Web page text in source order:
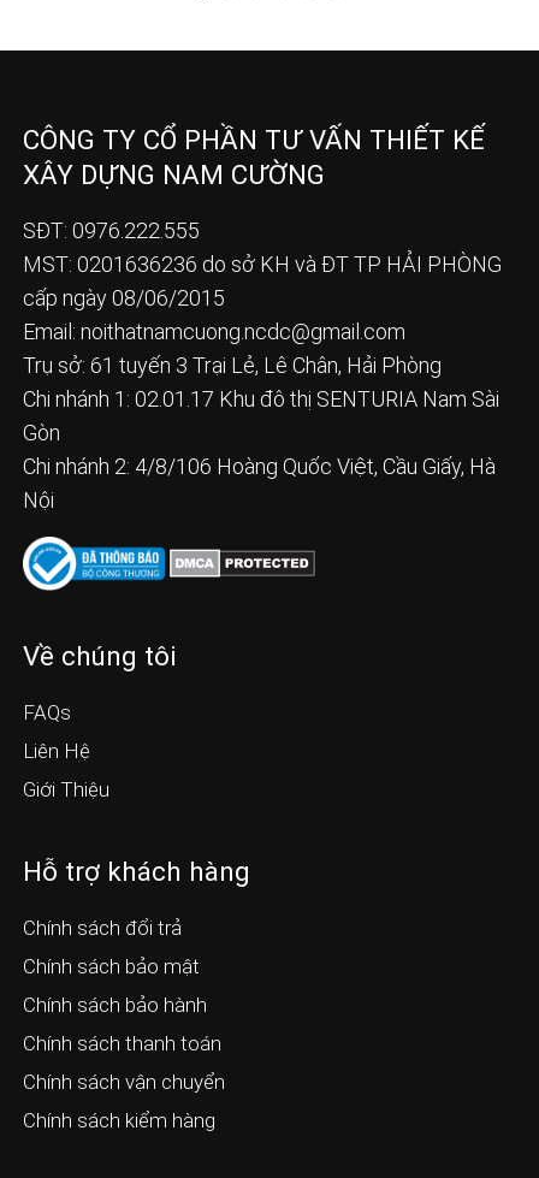
CÔNG TY CỔ PHẦN TƯ VẤN THIẾT KẾ
XÂY DỰNG NAM CƯỜNG
SĐT: 0976.222.555
MST: 0201636236 do sở KH và ĐT TP HẢI PHÒNG
cấp ngày 08/06/2015
Email: noithatnamcuong.ncdc@gmail.com
Trụ sở: 61 tuyến 3 Trại Lẻ, Lê Chân, Hải Phòng
Chi nhánh 1: 02.01.17 Khu đô thị SENTURIA Nam Sài
Gòn
Chi nhánh 2: 4/8/106 Hoàng Quốc Việt, Cầu Giấy, Hà
Nội
Về chúng tôi
FAQs
Liên Hệ
Giới Thiệu
Hỗ trợ khách hàng
Chính sách đổi trả
Chính sách bảo mật
Chính sách bảo hành
Chính sách thanh toán
Chính sách vận chuyển
Chính sách kiểm hàng